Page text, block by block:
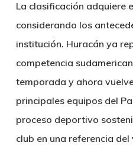
La clasificación adquiere
considerando los
institución. Huracán ya
competencia
temporada y ahora
principales equipos del
proceso deportivo
club en una referencia